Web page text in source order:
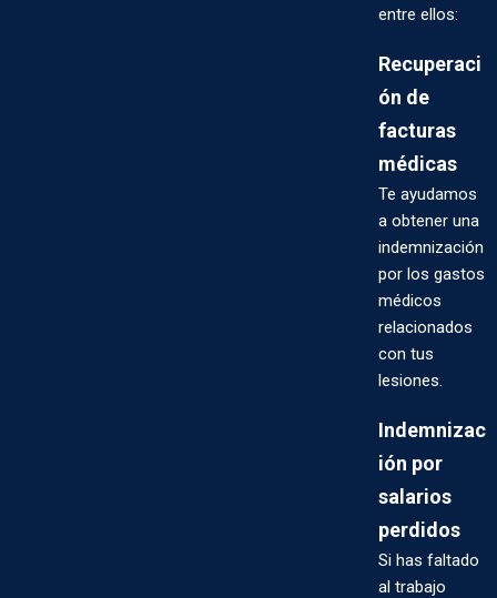
entre ellos:
Recuperaci
ón de
facturas
médicas
Te ayudamos
a obtener una
indemnización
por los gastos
médicos
relacionados
con tus
lesiones.
Indemnizac
ión por
salarios
perdidos
Si has faltado
al trabajo